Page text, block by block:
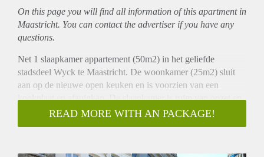
On this page you will find all information of this apartmentin
Maastricht. You can contact the advertiser if you have any
questions.
Net 1 slaapkamer appartement (50m2) in het geliefde
stadsdeel Wyck te Maastricht. De woonkamer (25m2) sluit
aan op de nieuwe open keuken en is voorzien van een
kookplaat en afzuigkap. De slaapkamer is ruim van opzet en
aan de achterzijde gelegen. De nieuwe badkamer is voorzien
van een douche en wastafel. Het nieuwe toilet is separaat
READ MORE WITH AN PACKAGE!